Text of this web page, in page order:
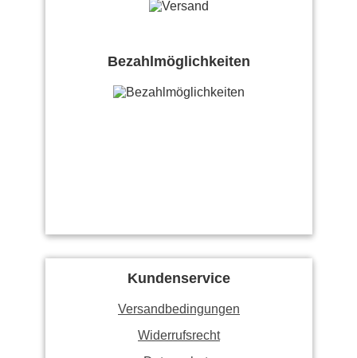
Bezahlmöglichkeiten
Kundenservice
Versandbedingungen
Widerrufsrecht